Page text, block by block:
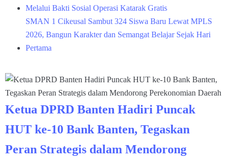
Melalui Bakti Sosial Operasi Katarak Gratis
SMAN 1 Cikeusal Sambut 324 Siswa Baru Lewat MPLS
2026, Bangun Karakter dan Semangat Belajar Sejak Hari
Pertama
Ketua DPRD Banten Hadiri Puncak
HUT ke-10 Bank Banten, Tegaskan
Peran Strategis dalam Mendorong